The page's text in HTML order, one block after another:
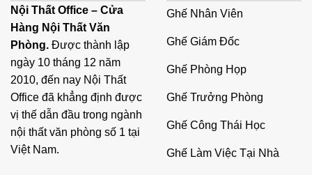
Nội Thất Office – Cửa
Hàng Nội Thất Văn
Phòng. Được thành lập
ngày 10 tháng 12 năm
2010, đến nay Nội Thất
Office đã khẳng định được
vị thế dẫn đầu trong ngành
nội thất văn phòng số 1 tại
Việt Nam.
Ghế Nhân Viên
Ghế Giám Đốc
Ghế Phòng Họp
Ghế Trưởng Phòng
Ghế Công Thái Học
Ghế Làm Việc Tại Nhà